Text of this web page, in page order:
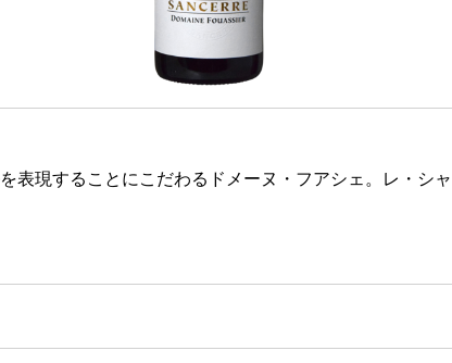
表現することにこだわるドメーヌ・フアシェ。レ・シ